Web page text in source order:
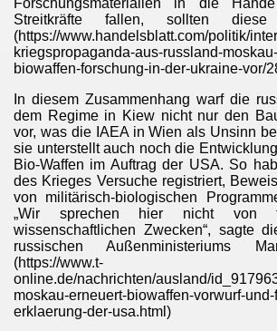
Forschungsmaterialien in die
Streitkräfte fallen, sollten
(https://www.handelsblatt.com/politik/
kriegspropaganda-aus-russland-
biowaffen-forschung-in-der-ukraine-vor/
In diesem Zusammenhang warf die
dem Regime in Kiew nicht nur den
vor, was die IAEA in Wien als Unsinn
sie unterstellt auch noch die
Bio-Waffen im Auftrag der USA. So
des Krieges Versuche registriert,
von militärisch-biologischen
„Wir sprechen hier nicht von
wissenschaftlichen Zwecken“, sagte
russischen Außenministeriums
(https://www.t-
online.de/nachrichten/ausland/
moskau-erneuert-biowaffen-vorwurf-und-
erklaerung-der-usa.html)